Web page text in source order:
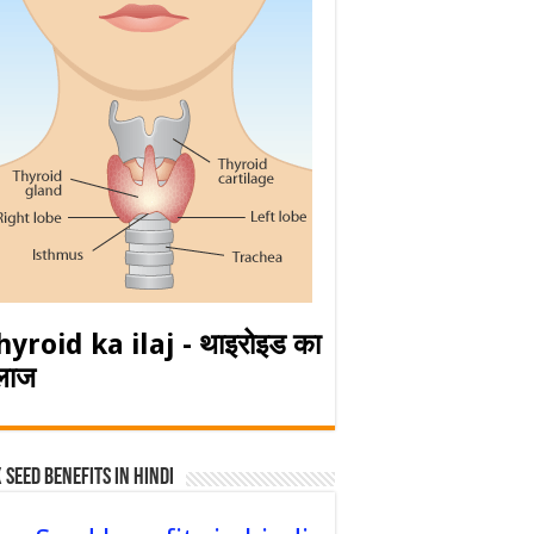
ka ilaj - थाइरोइड का
Seed Benefits in hindi